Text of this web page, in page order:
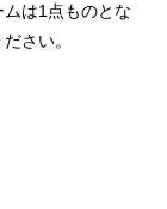
は1点ものとな
さい。